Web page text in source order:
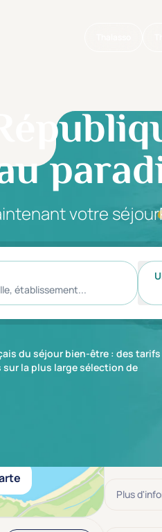
votre séjour
du séjour bien-être : des tarifs
la plus large sélection de
Plus